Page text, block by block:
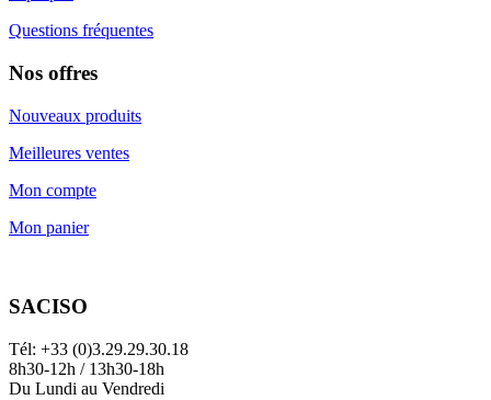
Questions fréquentes
Nos offres
Nouveaux produits
Meilleures ventes
Mon compte
Mon panier
SACISO
Tél: +33 (0)3.29.29.30.18
8h30-12h / 13h30-18h
Du Lundi au Vendredi